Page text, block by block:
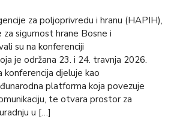
za poljoprivredu i hranu (HAPIH),
sigurnost hrane Bosne i
su na konferenciji
je održana 23. i 24. travnja 2026.
konferencija djeluje kao
platforma koja povezuje
te otvara prostor za
u […]